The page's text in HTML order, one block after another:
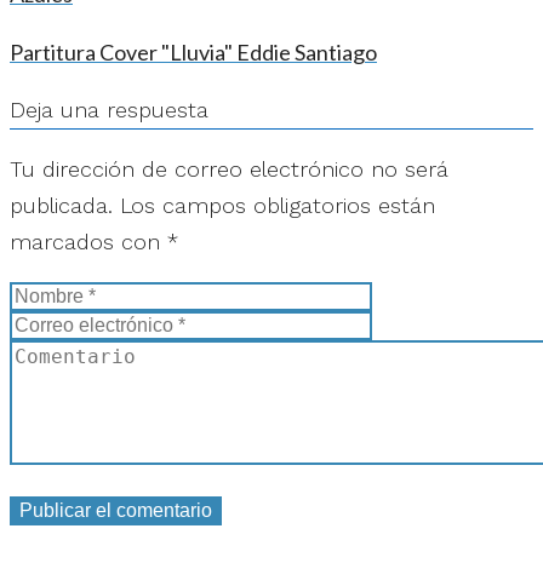
Partitura Cover "Lluvia" Eddie Santiago
Deja una respuesta
Tu dirección de correo electrónico no será
publicada. Los campos obligatorios están
marcados con *